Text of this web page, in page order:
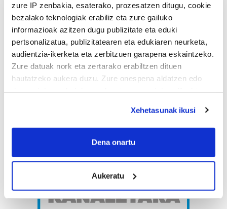
zure IP zenbakia, esaterako, prozesatzen ditugu, cookie
bezalako teknologiak erabiliz eta zure gailuko
informazioak azitzen dugu publizitate eta eduki
pertsonalizatua, publizitatearen eta edukiaren neurketa,
audientzia-ikerketa eta zerbitzuen garapena eskaintzeko.
Zure datuak nork eta zertarako erabiltzen dituen
hautatzeko aukera duzu. Zure onespena aldatzen edo
If you allow, we would also like to:
Collect information about your geographical
meters
Identify your device by actively scanning it for
specific characteristics (fingerprinting)
Find out more about how your personal data is processed
Xehetasunak ikusi
Dena onartu
Aukeratu